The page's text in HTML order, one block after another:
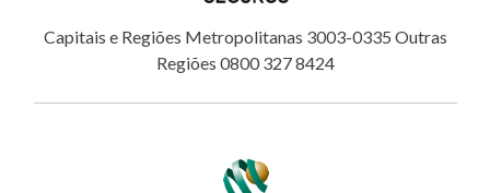
Capitais e Regiões Metropolitanas 3003-0335 Outras
Regiões 0800 327 8424